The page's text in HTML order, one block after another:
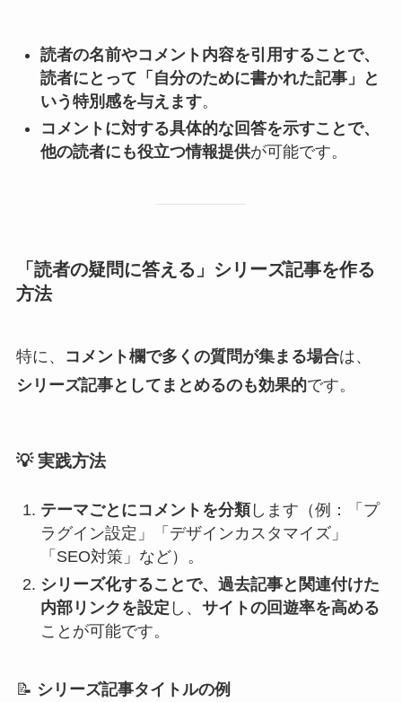
読者の名前やコメント内容を引用することで、
読者にとって「自分のために書かれた記事」と
いう特別感を与えます。
コメントに対する具体的な回答を示すことで、
他の読者にも役立つ情報提供が可能です。
「読者の疑問に答える」シリーズ記事を作る
方法
特に、 コメント欄で多くの質問が集まる場合は、
シリーズ記事としてまとめるのも効果的です。
💡実践方法
テーマごとにコメントを分類します（例：「プ
ラグイン設定」「デザインカスタマイズ」
「SEO対策」など）。
シリーズ化することで、過去記事と関連付けた
内部リンクを設定 し、 サイトの回遊率を高める
ことが可能です。
📝 シリーズ記事タイトルの例